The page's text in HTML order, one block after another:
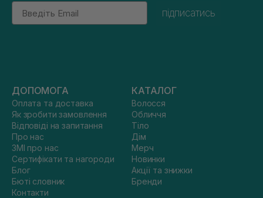
Email
підписатись
ДОПОМОГА
Оплата та доставка
Як зробити замовлення
Відповіді на запитання
Про нас
ЗМІ про нас
Сертифікати та нагороди
Блог
Бюті словник
Контакти
КАТАЛОГ
Волосся
Обличчя
Тіло
Дім
Мерч
Новинки
Акції та знижки
Бренди